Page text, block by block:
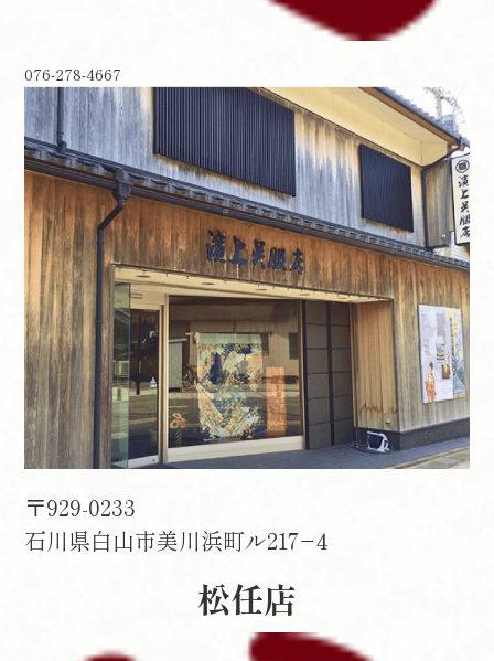
076-278-4667
〒929-0233
石川県白山市美川浜町ル217−4
松任店